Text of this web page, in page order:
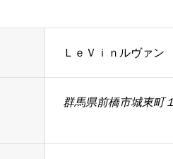
ＬｅＶｉｎルヴァン
群馬県前橋市城東町